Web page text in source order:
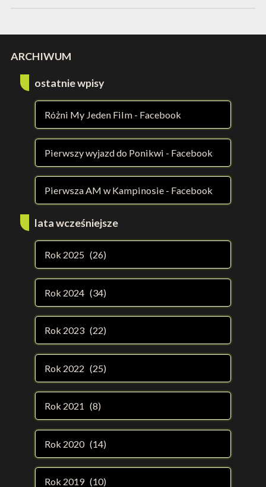
ARCHIWUM
ostatnie wpisy
Różni My Jeden Film - Facebook
Pierwszy wyjazd do Ponikwi - Facebook
Pierwsza AM w Kampinosie - Facebook
lata wcześniejsze
Rok 2025 (26)
Rok 2024 (34)
Rok 2023 (22)
Rok 2022 (25)
Rok 2021 (8)
Rok 2020 (14)
Rok 2019 (10)